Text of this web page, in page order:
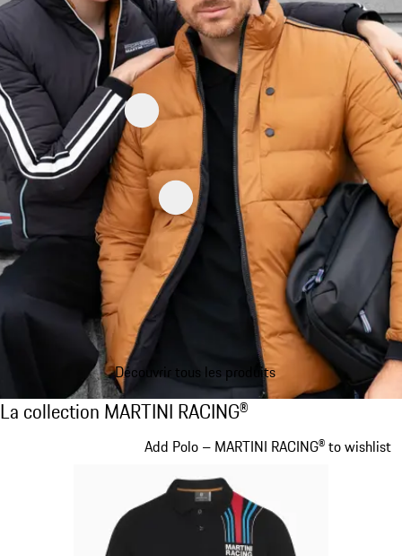
Découvrir tous les produits
La collection MARTINI RACING®
La collection MARTINI RACING®
Add Polo – MARTINI RACING® to wishlist